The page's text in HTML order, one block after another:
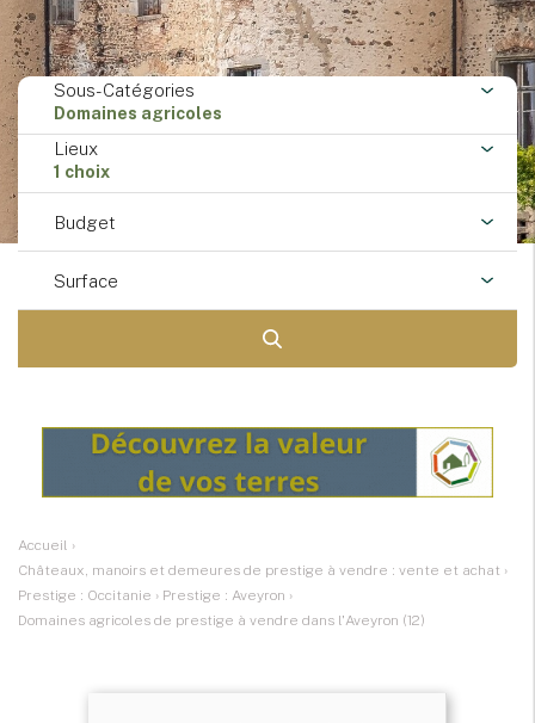
Sous-Catégories
Domaines agricoles
Lieux
1 choix
Budget
Surface
Accueil ›
Châteaux, manoirs et demeures de prestige à vendre : vente et achat ›
Prestige : Occitanie › Prestige : Aveyron ›
Domaines agricoles de prestige à vendre dans l'Aveyron (12)